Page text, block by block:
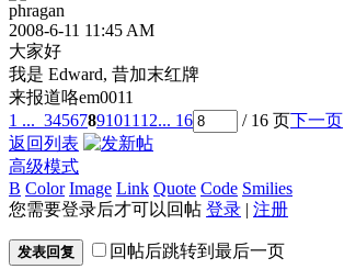
phragan
2008-6-11 11:45 AM
大家好
我是 Edward, 昔加末红牌
来报道咯em0011
1 ... 34567891011 12... 16 / 16 页下一页
返回列表
高级模式
B Color Image Link Quote Code Smilies
您需要登录后才可以回帖 登录 | 注册
发表回复 回帖后跳转到最后一页